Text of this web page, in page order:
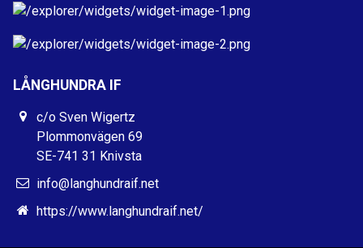
LÅNGHUNDRA IF
c/o Sven Wigertz
Plommonvägen 69
SE-741 31 Knivsta
info@langhundraif.net
https://www.langhundraif.net/